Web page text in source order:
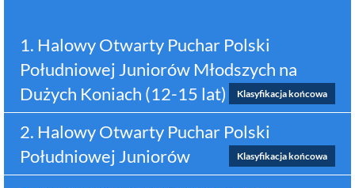
1. Halowy Otwarty Puchar Polski
Południowej Juniorów Młodszych na
Dużych Koniach (12-15 lat)
Klasyfikacja końcowa
2. Halowy Otwarty Puchar Polski
Południowej Juniorów
Klasyfikacja końcowa